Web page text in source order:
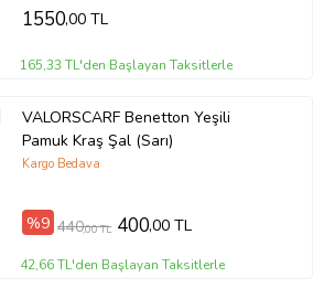
1550,00 TL
165,33 TL'den Başlayan Taksitlerle
VALORSCARF Benetton Yeşili
Pamuk Kraş Şal (Sarı)
Kargo Bedava
%9 440,00 TL 400,00 TL
42,66 TL'den Başlayan Taksitlerle